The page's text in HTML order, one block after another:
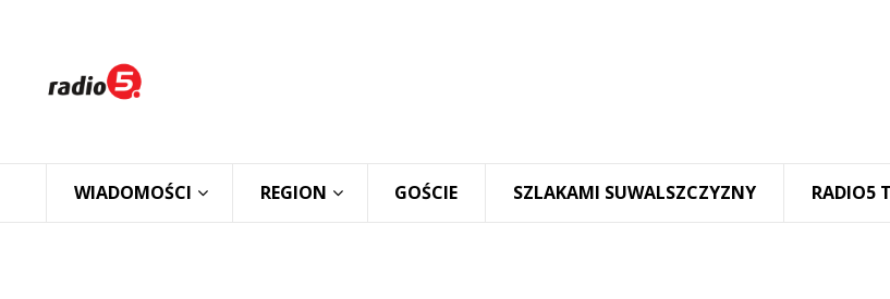
WIADOMOŚCI REGION GOŚCIE SZLAKAMI SUWALSZCZYZNY RADIO5